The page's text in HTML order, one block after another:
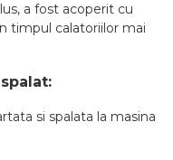
a fost acoperit cu
timpul calatoriilor mai
si spalata la masina